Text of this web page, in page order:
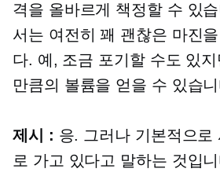
격을 올바르게 책정할 수 있
서는 여전히 꽤 괜찮은 마진
다. 예, 조금 포기할 수도 있
만큼의 볼륨을 얻을 수 있습
제시 : 응. 그러나 기본적으로
로 가고 있다고 말하는 것입